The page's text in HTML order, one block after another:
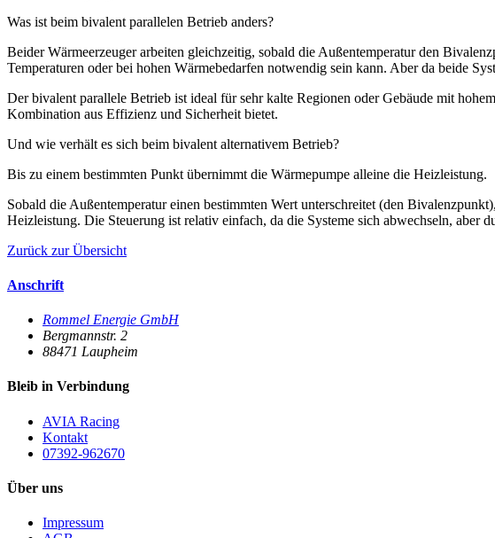
Was ist beim bivalent parallelen Betrieb anders?
Beider Wärmeerzeuger arbeiten gleichzeitig, sobald die Außentemperatur den
Temperaturen oder bei hohen Wärmebedarfen notwendig sein kann. Aber da beide
Der bivalent parallele Betrieb ist ideal für sehr kalte Regionen oder Gebäude mit
Kombination aus Effizienz und Sicherheit bietet.
Und wie verhält es sich beim bivalent alternativem Betrieb?
Bis zu einem bestimmten Punkt übernimmt die Wärmepumpe alleine die Heizleistung.
Sobald die Außentemperatur einen bestimmten Wert unterschreitet (den
Heizleistung. Die Steuerung ist relativ einfach, da die Systeme sich abwechseln, aber
Zurück zur Übersicht
Anschrift
Rommel Energie GmbH
Bergmannstr. 2
88471 Laupheim
Bleib in Verbindung
AVIA Racing
Kontakt
07392-962670
Über uns
Impressum